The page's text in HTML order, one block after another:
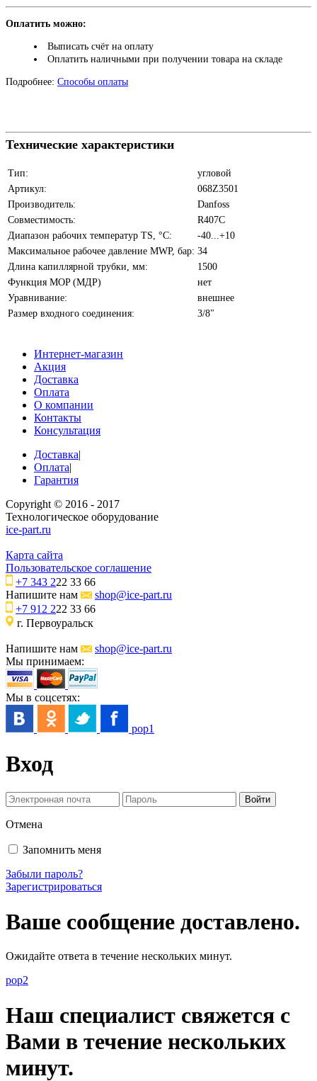
Оплатить можно:
Выписать счёт на оплату
Оплатить наличными при получении товара на складе
Подробнее: Способы оплаты
Технические характеристики
Тип:
угловой
Артикул:
068Z3501
Производитель:
Danfoss
Совместимость:
R407C
Диапазон рабочих температур TS, °С:
-40...+10
Максимальное рабочее давление MWP, бар: 34
Длина капиллярной трубки, мм:
1500
Функция MOP (МДР)
нет
Уравнивание:
внешнее
Размер входного соединения:
3/8"
Интернет-магазин
Акция
Доставка
Оплата
О компании
Контакты
Консультация
Доставка|
Оплата|
Гарантия
Copyright © 2016 - 2017
Технологическое оборудование
ice-part.ru
Карта сайта
Пользовательское соглашение
+7 343 222 33 66
Напишите нам
shop@ice-part.ru
+7 912 222 33 66
г. Первоуральск
Напишите нам
shop@ice-part.ru
Мы принимаем:
Мы в соцсетях:
pop1
Вход
Отмена
Запомнить меня
Забыли пароль?
Зарегистрироваться
Ваше сообщение доставлено.
Ожидайте ответа в течение нескольких минут.
pop2
Наш специалист свяжется с
Вами в течение нескольких
минут.